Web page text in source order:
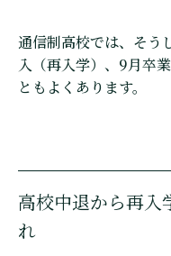
通信制高校では、そう
入（再入学）、9月卒
ともよくあります。
高校中退から再入
れ